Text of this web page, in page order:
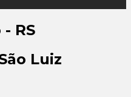
RS
Luiz